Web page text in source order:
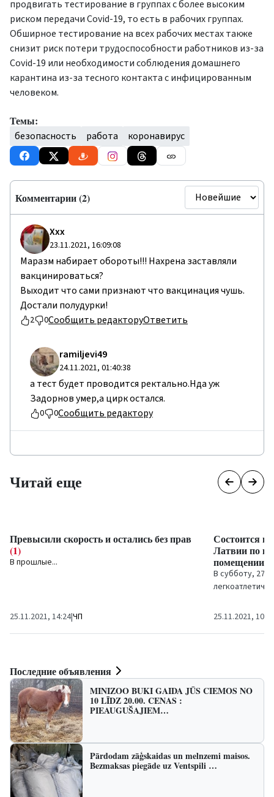
продвигать тестирование в группах с более высоким
риском передачи Covid-19, то есть в рабочих группах.
Обширное тестирование на всех рабочих местах также
снизит риск потери трудоспособности работников из-за
Covid-19 или необходимости соблюдения домашнего
карантина из-за тесного контакта с инфицированным
человеком.
Темы:
безопасность работа коронавирус
Комментарии (2)
Ххх
23.11.2021, 16:09:08
Маразм набирает обороты!!! Нахрена заставляли
вакцинироваться?
Выходит что сами признают что вакцинация чушь.
Достали полудурки!
2 0Сообщить редакторуОтветить
ramiljevi49
24.11.2021, 01:40:38
а тест будет проводится ректально.Нда уж
Задорнов умер,а цирк остался.
0 0Сообщить редактору
Читай еще
Превысили скорость и остались без прав
(1)
В прошлые...
25.11.2021, 14:24|ЧП
Состоится
Латвии по
помещении
В субботу, 27
25.11.2021, 10:16
Последние объявления
MINIZOO BUKI GAIDA JŪS CIEMOS NO
10 LĪDZ 20.00. CENAS :
PIEAUGUŠAJIEM…
Pārdodam zāģskaidas un melnzemi maisos.
Bezmaksas piegāde uz Ventspili …